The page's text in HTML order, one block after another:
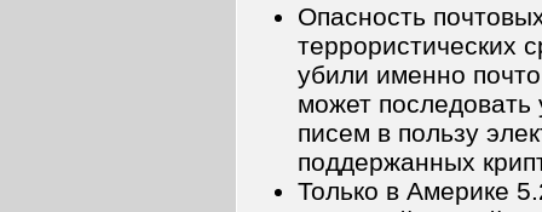
Опасность
террористических
убили именно
может
писем в пользу
поддержанных
Только в Америке